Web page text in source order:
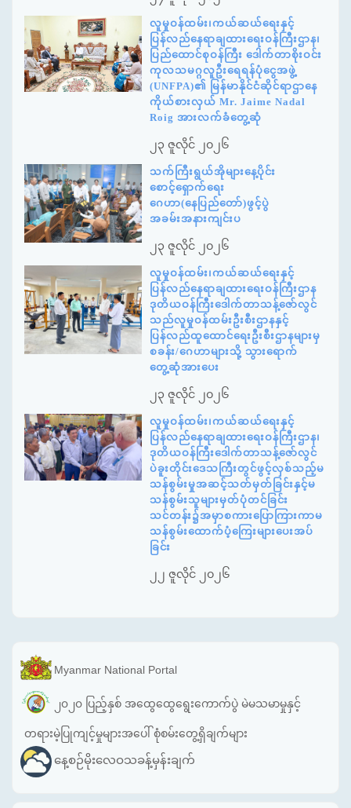
လူမှုဝန်ထမ်း၊ကယ်ဆယ်ရေးနှင့်
ပြန်လည်နေရာချထားရေးဝန်ကြီးဌာန၊
ပြည်ထောင်စုဝန်ကြီး ဒေါက်တာစိုးဝင်း
ကုလသမဂ္ဂလူဦးရေရန်ပုံငွေအဖွဲ့
(UNFPA)၏ မြန်မာနိုင်ငံဆိုင်ရာဌာနေ
ကိုယ်စားလှယ် Mr. Jaime Nadal
Roig အားလက်ခံတွေ့ဆုံ
၂၃ ဇူလိုင် ၂၀၂၆
သက်ကြီးရွယ်အိုများနေ့ပိုင်း
စောင့်ရှောက်ရေး
ဂေဟာ(နေပြည်တော်)ဖွင့်ပွဲ
အခမ်းအနားကျင်းပ
၂၃ ဇူလိုင် ၂၀၂၆
လူမှုဝန်ထမ်း၊ကယ်ဆယ်ရေးနှင့်
ပြန်လည်နေရာချထားရေးဝန်ကြီးဌာန
ဒုတိယဝန်ကြီးဒေါက်တာသန့်ဇော်လွင်
သည်လူမှုဝန်ထမ်းဦးစီးဌာနနှင့်
ပြန်လည်ထူထောင်ရေးဦးစီးဌာနများမှ
စခန်း/ဂေဟာများသို့ သွားရောက်
တွေ့ဆုံအားပေး
၂၃ ဇူလိုင် ၂၀၂၆
လူမှုဝန်ထမ်း၊ကယ်ဆယ်ရေးနှင့်
ပြန်လည်နေရာချထားရေးဝန်ကြီးဌာန၊
ဒုတိယဝန်ကြီးဒေါက်တာသန့်ဇော်လွင်
ပဲခူးတိုင်းဒေသကြီးတွင်ဖွင့်လှစ်သည့်မ
သန်စွမ်းမှုအဆင့်သတ်မှတ်ခြင်းနှင့်မ
သန်စွမ်းသူများမှတ်ပုံတင်ခြင်း
သင်တန်း၌အမှာစကားပြောကြားကာမ
သန်စွမ်းထောက်ပံ့ကြေးများပေးအပ်
ခြင်း
၂၂ ဇူလိုင် ၂၀၂၆
Myanmar National Portal
၂၀၂၀ ပြည့်နှစ် အထွေထွေရွေးကောက်ပွဲ မဲမသမာမှုနှင့်
တရားမဲ့ပြုကျင့်မှုများအပေါ် စုံစမ်းတွေ့ရှိချက်များ
နေ့စဉ်မိုးလေဝသခန့်မှန်းချက်